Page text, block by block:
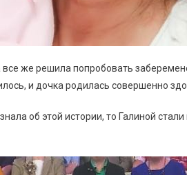
все же решила попробовать
и дочка родилась совершенно
об этой истории, то Галиной